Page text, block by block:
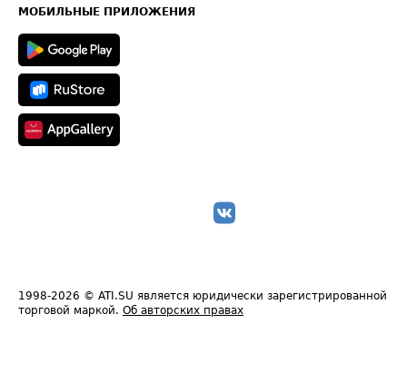
Техническая информация
МОБИЛЬНЫЕ ПРИЛОЖЕНИЯ
1998-2026 © ATI.SU является юридически зарегистрированной
торговой маркой. Об авторских правах